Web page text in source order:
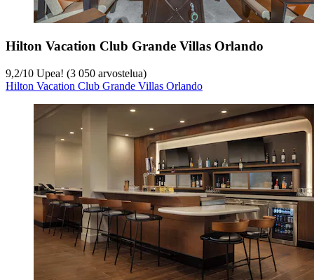
Hilton Vacation Club Grande Villas Orlando
9,2/10 Upea! (3 050 arvostelua)
Hilton Vacation Club Grande Villas Orlando